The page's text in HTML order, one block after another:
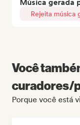
Música gerada
Rejeita música
Você
curadores/
Porque você está